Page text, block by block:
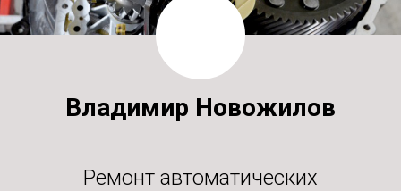
Владимир Новожилов
Ремонт автоматических